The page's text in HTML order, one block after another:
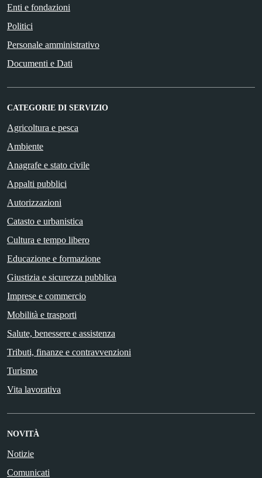
Enti e fondazioni
Politici
Personale amministrativo
Documenti e Dati
CATEGORIE DI SERVIZIO
Agricoltura e pesca
Ambiente
Anagrafe e stato civile
Appalti pubblici
Autorizzazioni
Catasto e urbanistica
Cultura e tempo libero
Educazione e formazione
Giustizia e sicurezza pubblica
Imprese e commercio
Mobilità e trasporti
Salute, benessere e assistenza
Tributi, finanze e contravvenzioni
Turismo
Vita lavorativa
NOVITÀ
Notizie
Comunicati